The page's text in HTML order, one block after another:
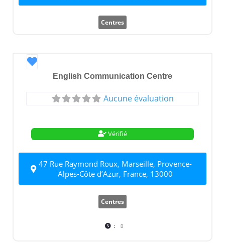
Centres
Favori
English Communication Centre
Aucune évaluation
Vérifié
47 Rue Raymond Roux, Marseille, Provence-
Alpes-Côte d’Azur, France, 13000
Centres
: